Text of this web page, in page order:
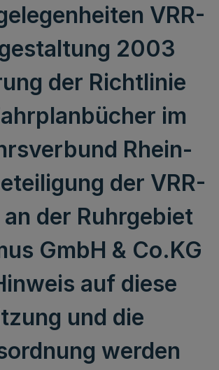
VRR-
2003
der Richtlinie
im
Rhein-
der VRR-
an der Ruhrgebiet
GmbH & Co.KG
auf diese
und die
werden